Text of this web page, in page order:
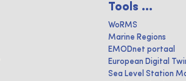
Tools ...
WoRMS
Marine Regions
EMODnet portaal
European Digital
Sea Level Station